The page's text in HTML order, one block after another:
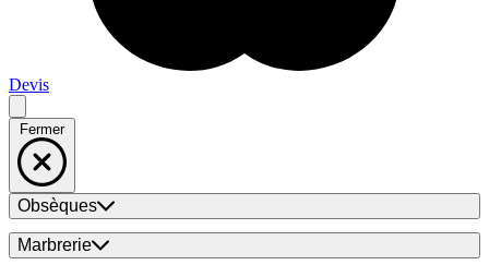
Devis
Fermer
Obsèques
Marbrerie